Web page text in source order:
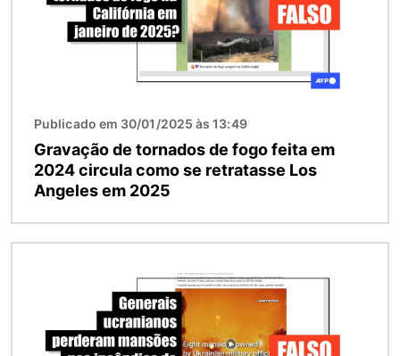
Publicado em 30/01/2025 às 13:49
Gravação de tornados de fogo feita em
2024 circula como se retratasse Los
Angeles em 2025